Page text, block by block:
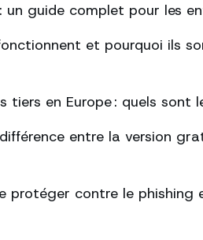
un guide complet pour les
et pourquoi ils
en Europe : quels sont
entre la version
protéger contre le phishing